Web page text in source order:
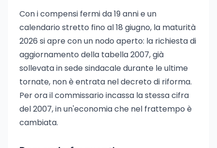
Con i compensi fermi da 19 anni e un
calendario stretto fino al 18 giugno, la maturità
2026 si apre con un nodo aperto: la richiesta di
aggiornamento della tabella 2007, già
sollevata in sede sindacale durante le ultime
tornate, non è entrata nel decreto di riforma.
Per ora il commissario incassa la stessa cifra
del 2007, in un'economia che nel frattempo è
cambiata.